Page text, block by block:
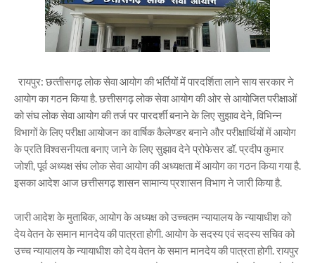
रायपुर: छत्‍तीसगढ़ लोक सेवा आयोग की भर्तियों में पारदर्शिता लाने साय सरकार ने
आयोग का गठन किया है. छत्तीसगढ़ लोक सेवा आयोग की ओर से आयोजित परीक्षाओं
को संघ लोक सेवा आयोग की तर्ज पर पारदर्शी बनाने के लिए सुझाव देने, विभिन्न
विभागों के लिए परीक्षा आयोजन का वार्षिक कैलेण्डर बनाने और परीक्षार्थियों में आयोग
के प्रति विश्वसनीयता बनाए जाने के लिए सुझाव देने प्रोफेसर डॉ. प्रदीप कुमार
जोशी, पूर्व अध्यक्ष संघ लोक सेवा आयोग की अध्यक्षता में आयोग का गठन किया गया है.
इसका आदेश आज छत्तीसगढ़ शासन सामान्य प्रशासन विभाग ने जारी किया है.
जारी आदेश के मुताबिक, आयोग के अध्यक्ष को उच्चतम न्यायालय के न्यायाधीश को
देय वेतन के समान मानदेय की पात्रता होगी. आयोग के सदस्य एवं सदस्य सचिव को
उच्च न्यायालय के न्यायाधीश को देय वेतन के समान मानदेय की पात्रता होगी. रायपुर